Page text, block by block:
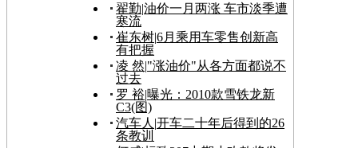
翟勤|油价一月两涨 车市淡季遭
寒流
崔东树|6月乘用车零售创新高
有把握
凌 然|"涨油价"从各方面都说不
过去
罗 裕|曝光：2010款雪铁龙新
C3(图)
汽车人 |开车二十年后得到的26
条教训